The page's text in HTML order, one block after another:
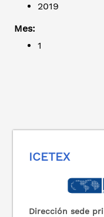
2019
Mes:
1
ICETEX
Dirección sede